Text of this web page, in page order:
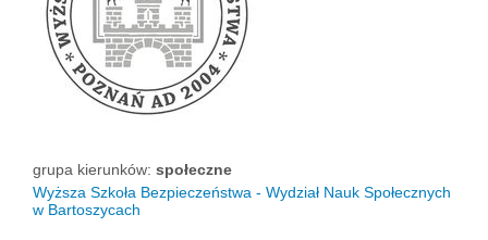
grupa kierunków: społeczne
Wyższa Szkoła Bezpieczeństwa - Wydział Nauk Społecznych
w Bartoszycach